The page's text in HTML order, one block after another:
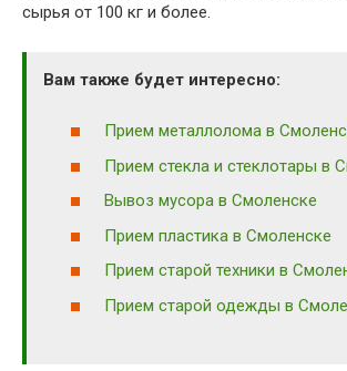
сырья от 100 кг и более.
Вам также будет интересно:
Прием металлолома в
Прием стекла и стеклотары в
Вывоз мусора в Смоленске
Прием пластика в Смоленске
Прием старой техники в
Прием старой одежды в